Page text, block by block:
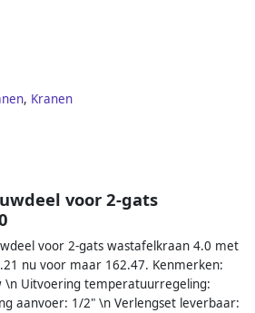
, Kranen
voor 2-gats
voor 2-gats wastafelkraan 4.0 met
nu voor maar 162.47. Kenmerken:
\n Uitvoering temperatuurregeling:
aanvoer: 1/2" \n Verlengset leverbaar: